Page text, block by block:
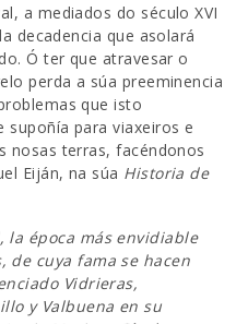
a mediados do século XVI
decadencia que asolará
Ó ter que atravesar o
perda a súa preeminencia
que isto
supoñía para viaxeiros e
nosas terras, facéndonos
Eiján, na súa Historia de
la época más envidiable
de cuya fama se hacen
Vidrieras,
y Valbuena en su